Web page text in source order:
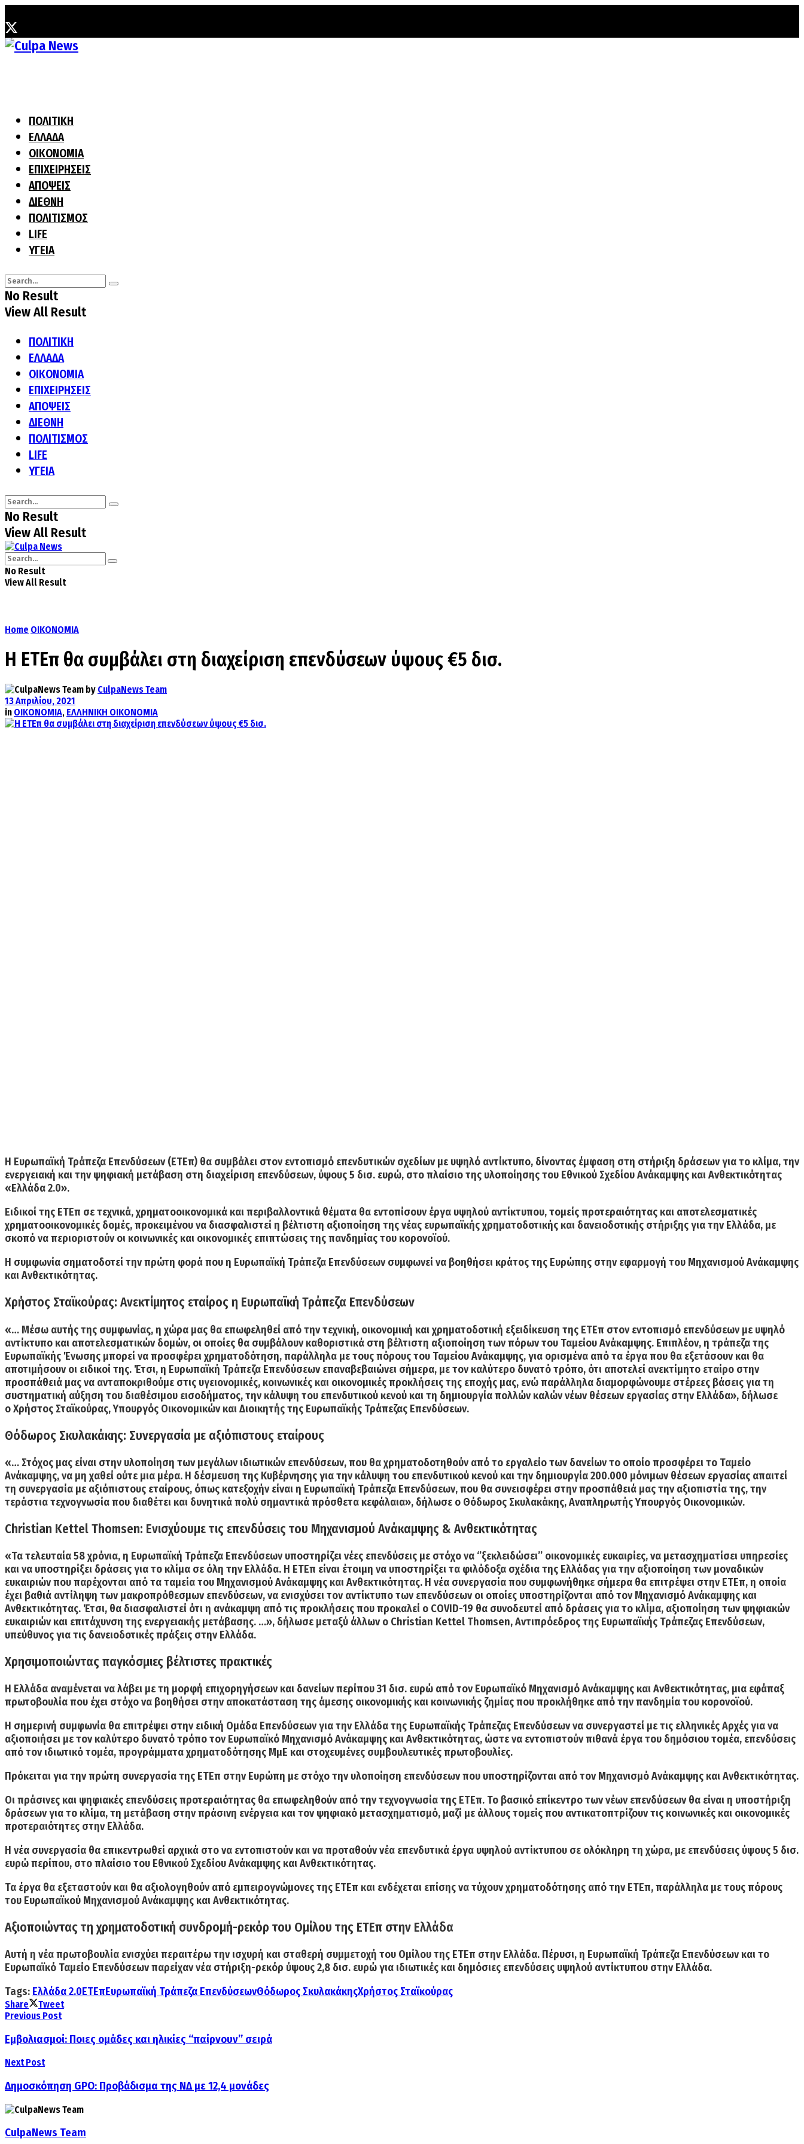
ΠΟΛΙΤΙΚΗ
ΕΛΛΑΔΑ
ΟΙΚΟΝΟΜΙΑ
ΕΠΙΧΕΙΡΗΣΕΙΣ
ΑΠΟΨΕΙΣ
ΔΙΕΘΝΗ
ΠΟΛΙΤΙΣΜΟΣ
LIFE
ΥΓΕΙΑ
No Result
View All Result
ΠΟΛΙΤΙΚΗ
ΕΛΛΑΔΑ
ΟΙΚΟΝΟΜΙΑ
ΕΠΙΧΕΙΡΗΣΕΙΣ
ΑΠΟΨΕΙΣ
ΔΙΕΘΝΗ
ΠΟΛΙΤΙΣΜΟΣ
LIFE
ΥΓΕΙΑ
No Result
View All Result
No Result
View All Result
Home ΟΙΚΟΝΟΜΙΑ
Η ΕΤΕπ θα συμβάλει στη διαχείριση επενδύσεων ύψους €5 δισ.
by CulpaNews Team
13 Απριλίου, 2021
in ΟΙΚΟΝΟΜΙΑ, ΕΛΛΗΝΙΚΗ ΟΙΚΟΝΟΜΙΑ
Η Ευρωπαϊκή Τράπεζα Επενδύσεων (ΕΤΕπ) θα συμβάλει στον εντοπισμό επενδυτικών σχεδίων με υψηλό αντίκτυπο, δίνοντας έμφαση στη στήριξη δράσεων για το κλίμα, την
ενεργειακή και την ψηφιακή μετάβαση στη διαχείριση επενδύσεων, ύψους 5 δισ. ευρώ, στο πλαίσιο της υλοποίησης του Εθνικού Σχεδίου Ανάκαμψης και Ανθεκτικότητας
«Ελλάδα 2.0».
Ειδικοί της ΕΤΕπ σε τεχνικά, χρηματοοικονομικά και περιβαλλοντικά θέματα θα εντοπίσουν έργα υψηλού αντίκτυπου, τομείς προτεραιότητας και αποτελεσματικές
χρηματοοικονομικές δομές, προκειμένου να διασφαλιστεί η βέλτιστη αξιοποίηση της νέας ευρωπαϊκής χρηματοδοτικής και δανειοδοτικής στήριξης για την Ελλάδα, με
σκοπό να περιοριστούν οι κοινωνικές και οικονομικές επιπτώσεις της πανδημίας του κορονοϊού.
Η συμφωνία σηματοδοτεί την πρώτη φορά που η Ευρωπαϊκή Τράπεζα Επενδύσεων συμφωνεί να βοηθήσει κράτος της Ευρώπης στην εφαρμογή του Μηχανισμού Ανάκαμψης
και Ανθεκτικότητας.
Χρήστος Σταϊκούρας: Ανεκτίμητος εταίρος η Ευρωπαϊκή Τράπεζα Επενδύσεων
«… Μέσω αυτής της συμφωνίας, η χώρα μας θα επωφεληθεί από την τεχνική, οικονομική και χρηματοδοτική εξειδίκευση της ΕΤΕπ στον εντοπισμό επενδύσεων με υψηλό
αντίκτυπο και αποτελεσματικών δομών, οι οποίες θα συμβάλουν καθοριστικά στη βέλτιστη αξιοποίηση των πόρων του Ταμείου Ανάκαμψης. Επιπλέον, η τράπεζα της
Ευρωπαϊκής Ένωσης μπορεί να προσφέρει χρηματοδότηση, παράλληλα με τους πόρους του Ταμείου Ανάκαμψης, για ορισμένα από τα έργα που θα εξετάσουν και θα
αποτιμήσουν οι ειδικοί της. Έτσι, η Ευρωπαϊκή Τράπεζα Επενδύσεων επαναβεβαιώνει σήμερα, με τον καλύτερο δυνατό τρόπο, ότι αποτελεί ανεκτίμητο εταίρο στην
προσπάθειά μας να ανταποκριθούμε στις υγειονομικές, κοινωνικές και οικονομικές προκλήσεις της εποχής μας, ενώ παράλληλα διαμορφώνουμε στέρεες βάσεις για τη
συστηματική αύξηση του διαθέσιμου εισοδήματος, την κάλυψη του επενδυτικού κενού και τη δημιουργία πολλών καλών νέων θέσεων εργασίας στην Ελλάδα», δήλωσε
ο Χρήστος Σταϊκούρας, Υπουργός Οικονομικών και Διοικητής της Ευρωπαϊκής Τράπεζας Επενδύσεων.
Θόδωρος Σκυλακάκης: Συνεργασία με αξιόπιστους εταίρους
«… Στόχος μας είναι στην υλοποίηση των μεγάλων ιδιωτικών επενδύσεων, που θα χρηματοδοτηθούν από το εργαλείο των δανείων το οποίο προσφέρει το Ταμείο
Ανάκαμψης, να μη χαθεί ούτε μια μέρα. Η δέσμευση της Κυβέρνησης για την κάλυψη του επενδυτικού κενού και την δημιουργία 200.000 μόνιμων θέσεων εργασίας απαιτεί
τη συνεργασία με αξιόπιστους εταίρους, όπως κατεξοχήν είναι η Ευρωπαϊκή Τράπεζα Επενδύσεων, που θα συνεισφέρει στην προσπάθειά μας την αξιοπιστία της, την
τεράστια τεχνογνωσία που διαθέτει και δυνητικά πολύ σημαντικά πρόσθετα κεφάλαια», δήλωσε ο Θόδωρος Σκυλακάκης, Αναπληρωτής Υπουργός Οικονομικών.
Christian Kettel Thomsen: Eνισχύουμε τις επενδύσεις του Μηχανισμού Ανάκαμψης & Ανθεκτικότητας
«Τα τελευταία 58 χρόνια, η Ευρωπαϊκή Τράπεζα Επενδύσεων υποστηρίζει νέες επενδύσεις με στόχο να ‘’ξεκλειδώσει’’ οικονομικές ευκαιρίες, να μετασχηματίσει υπηρεσίες
και να υποστηρίξει δράσεις για το κλίμα σε όλη την Ελλάδα. Η ΕΤΕπ είναι έτοιμη να υποστηρίξει τα φιλόδοξα σχέδια της Ελλάδαςγια την αξιοποίηση των μοναδικών
ευκαιριών που παρέχονται από τα ταμεία του Μηχανισμού Ανάκαμψης και Ανθεκτικότητας. Η νέα συνεργασία που συμφωνήθηκε σήμερα θα επιτρέψει στην ΕΤΕπ, η οποία
έχει βαθιά αντίληψη των μακροπρόθεσμων επενδύσεων, να ενισχύσει τον αντίκτυπο των επενδύσεων οι οποίες υποστηρίζονται από τον Μηχανισμό Ανάκαμψης και
Ανθεκτικότητας. Έτσι, θα διασφαλιστεί ότι η ανάκαμψη από τις προκλήσεις που προκαλεί ο COVID-19 θα συνοδευτεί από δράσεις για το κλίμα, αξιοποίηση των ψηφιακών
ευκαιριών και επιτάχυνση της ενεργειακής μετάβασης. …», δήλωσε μεταξύ άλλων ο Christian Kettel Thomsen, Αντιπρόεδρος της Ευρωπαϊκής Τράπεζας Επενδύσεων,
υπεύθυνος για τις δανειοδοτικές πράξεις στην Ελλάδα.
Χρησιμοποιώντας παγκόσμιες βέλτιστες πρακτικές
Η Ελλάδα αναμένεται να λάβει με τη μορφή επιχορηγήσεων και δανείων περίπου 31 δισ. ευρώ από τον Ευρωπαϊκό Μηχανισμό Ανάκαμψης και Ανθεκτικότητας, μια εφάπαξ
πρωτοβουλία που έχει στόχο να βοηθήσει στην αποκατάσταση της άμεσης οικονομικής και κοινωνικής ζημίας που προκλήθηκε από την πανδημία του κορονοϊού.
Η σημερινή συμφωνία θα επιτρέψει στην ειδική Ομάδα Επενδύσεων για την Ελλάδα της Ευρωπαϊκής Τράπεζας Επενδύσεων να συνεργαστεί με τις ελληνικές Αρχές για να
αξιοποιήσει με τον καλύτερο δυνατό τρόπο τον Ευρωπαϊκό Μηχανισμό Ανάκαμψης και Ανθεκτικότητας, ώστε να εντοπιστούν πιθανά έργα του δημόσιου τομέα, επενδύσεις
από τον ιδιωτικό τομέα, προγράμματα χρηματοδότησης ΜμΕ και στοχευμένες συμβουλευτικές πρωτοβουλίες.
Πρόκειται γιατην πρώτη συνεργασία της ΕΤΕπ στην Ευρώπη με στόχο την υλοποίηση επενδύσεωνπου υποστηρίζονται από τον Μηχανισμό Ανάκαμψης και Ανθεκτικότητας.
Οιπράσινες και ψηφιακές επενδύσειςπροτεραιότητας θα επωφεληθούν από την τεχνογνωσία της ΕΤΕπ. Το βασικό επίκεντρο των νέων επενδύσεων θα είναι η υποστήριξη
δράσεωνγια το κλίμα, τη μετάβαση στην πράσινη ενέργεια και τον ψηφιακό μετασχηματισμό, μαζί με άλλους τομείς που αντικατοπτρίζουν τις κοινωνικές και οικονομικές
προτεραιότητες στην Ελλάδα.
Η νέα συνεργασία θα επικεντρωθεί αρχικά στο να εντοπιστούν και να προταθούν νέα επενδυτικά έργα υψηλού αντίκτυπου σε ολόκληρη τη χώρα, με επενδύσεις ύψους 5 δισ.
ευρώ περίπου, στο πλαίσιο του Εθνικού Σχεδίου Ανάκαμψης και Ανθεκτικότητας.
Τα έργα θα εξεταστούν και θα αξιολογηθούν από εμπειρογνώμονες της ΕΤΕπ και ενδέχεται επίσης να τύχουν χρηματοδότησης από την ΕΤΕπ, παράλληλα με τους πόρους
του Ευρωπαϊκού Μηχανισμού Ανάκαμψης και Ανθεκτικότητας.
Αξιοποιώντας τη χρηματοδοτική συνδρομή-ρεκόρ του Ομίλου της ΕΤΕπ στην Ελλάδα
Αυτή η νέα πρωτοβουλία ενισχύει περαιτέρω την ισχυρή και σταθερή συμμετοχή του Ομίλου της ΕΤΕπ στην Ελλάδα. Πέρυσι, η Ευρωπαϊκή Τράπεζα Επενδύσεων και το
Ευρωπαϊκό Ταμείο Επενδύσεων παρείχαν νέα στήριξη-ρεκόρ ύψους 2,8 δισ. ευρώ για ιδιωτικές και δημόσιες επενδύσεις υψηλού αντίκτυπου στην Ελλάδα.
Tags: Ελλάδα 2.0ΕΤΕπΕυρωπαϊκή Τράπεζα ΕπενδύσεωνΘόδωρος ΣκυλακάκηςΧρήστος Σταϊκούρας
Share
Tweet
Previous Post
Εμβολιασμοί: Ποιες ομάδες και ηλικίες “παίρνουν” σειρά
Next Post
Δημοσκόπηση GPO: Προβάδισμα της ΝΔ με 12,4 μονάδες
CulpaNews Team